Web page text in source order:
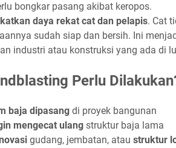
bongkar pasang akibat keropos.
daya rekat cat dan pelapis. Cat
sudah siap dan bersih. Ini
industri atau konstruksi yang ada di
Perlu
baja dipasang di proyek bangunan
mengecat ulang struktur baja lama
gudang, jembatan, atau struktur